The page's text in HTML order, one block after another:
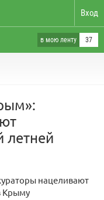
Вход
в мою ленту 37
летней
нацеливают
Крыму